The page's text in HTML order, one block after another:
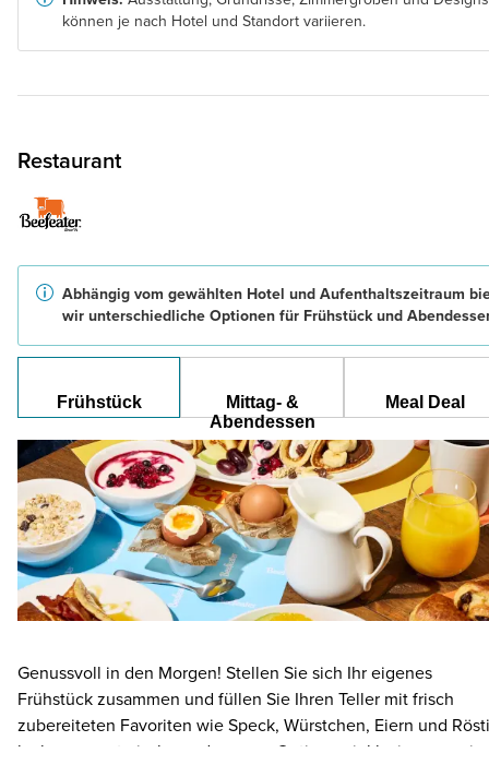
können je nach Hotel und Standort variieren.
Restaurant
Abhängig vom gewählten Hotel und Aufenthaltszeitraum
wir unterschiedliche Optionen für Frühstück und
Frühstück
Mittag- &
Abendessen
Meal Deal
Genussvoll in den Morgen! Stellen Sie sich Ihr eigenes
Frühstück zusammen und füllen Sie Ihren Teller mit frisch
zubereiteten Favoriten wie Speck, Würstchen, Eiern und
leckere vegetarische und vegane Optionen inklusive – sowie